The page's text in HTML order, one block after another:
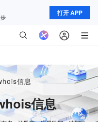
打开 APP
信息
信息